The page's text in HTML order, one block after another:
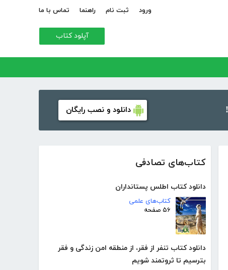
ورود ثبت نام راهنما تماس با ما
آپلود کتاب
دانلود و نصب رایگان
کتاب‌های تصادفی
دانلود کتاب اطلس پستانداران
کتاب‌های علمی
۵۶ صفحه
دانلود کتاب تنفر از فقر، از منطقه امن زندگی و فقر
بترسیم تا ثروتمند شویم